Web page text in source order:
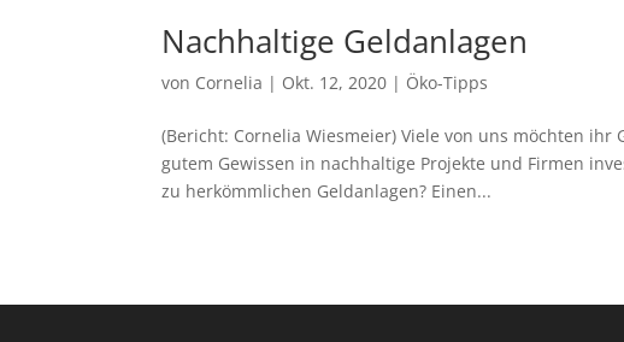
Nachhaltige Geldanlagen
von Cornelia | Okt. 12, 2020 | Öko-Tipps
(Bericht: Cornelia Wiesmeier) Viele von uns möchten
gutem Gewissen in nachhaltige Projekte und Firmen
zu herkömmlichen Geldanlagen? Einen...